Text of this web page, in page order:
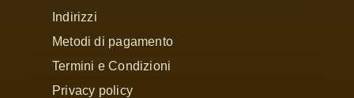
Indirizzi
Metodi di pagamento
Termini e Condizioni
Privacy policy